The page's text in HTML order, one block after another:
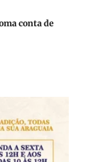
conta de